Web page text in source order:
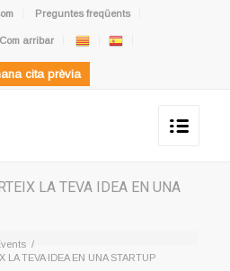
Preguntes freqüents
arribar
cita prèvia
LA TEVA IDEA EN UNA
/
LA TEVA IDEA EN UNA STARTUP